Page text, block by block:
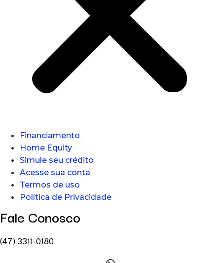
Financiamento
Home Equity
Simule seu crédito
Acesse sua conta
Termos de uso
Política de Privacidade
Fale Conosco
(47) 3311-0180